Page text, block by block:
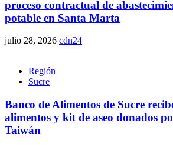
proceso contractual de
potable en Santa Marta
julio 28, 2026 cdn24
Región
Sucre
Banco de Alimentos de Sucre
alimentos y kit de aseo donados
Taiwán